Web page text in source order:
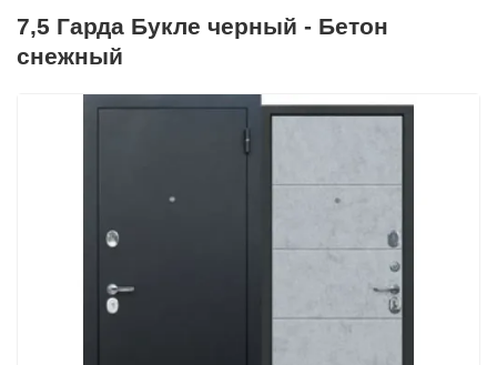
7,5 Гарда Букле черный - Бетон
снежный